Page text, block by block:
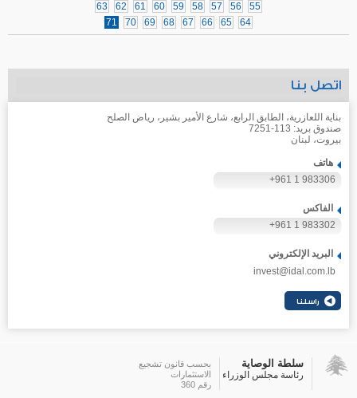
55
56
57
58
59
60
61
62
63
64
65
66
67
68
69
70
71
اتصل بنا
بناية اللعازرية، الطابق الرابع، شارع الأمير بشير، رياض الصلح
صندوق بريد: 113-7251
بيروت، لبنان
هاتف
+961 1 983306
الفاكس
+961 1 983302
البريد الإلكتروني
invest@idal.com.lb
سلطة الوصاية
رئاسة مجلس الوزراء
بحسب قانون تشجيع
الاستثمارات
رقم 360